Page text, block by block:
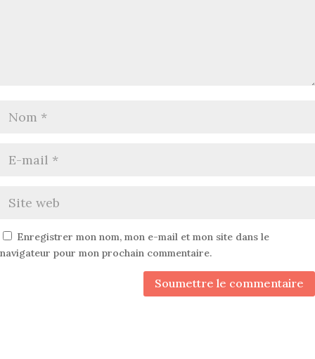
Enregistrer mon nom, mon e-mail et mon site dans le
navigateur pour mon prochain commentaire.
Soumettre le commentaire